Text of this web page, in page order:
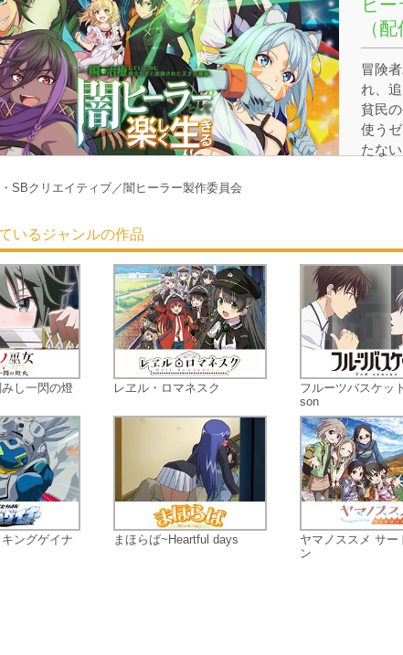
ヒ
（
冒険
れ、
貧民
使う
たな
SBクリエイティブ／闇ヒーラー製作委員会
いるジャンルの作品
し一閃の燈
ングゲイナ
レヱル・ロマネスク
まほらば~Heartful days
フルーツバスケッ
son
ヤマノススメ サー
ン